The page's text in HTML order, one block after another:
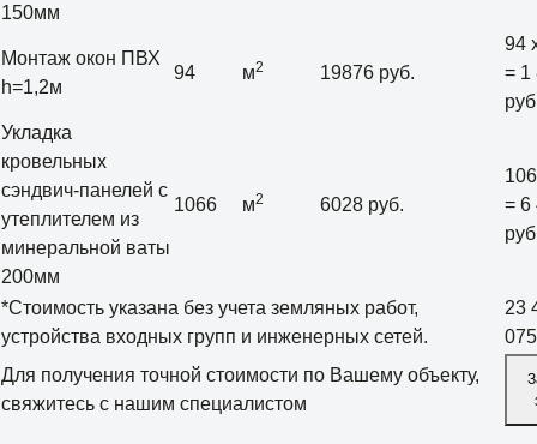
150мм
Монтаж окон ПВХ
h=1,2м
94 м2 19876 руб.
94
= 1
Укладка
кровельных
сэндвич-панелей с
утеплителем из
минеральной ваты
200мм
1066 м2 6028 руб.
= 6
*Стоимость указана без учета земляных работ,
устройства входных групп и инженерных сетей.
23
Для получения точной стоимости по Вашему объекту,
свяжитесь с нашим специалистом